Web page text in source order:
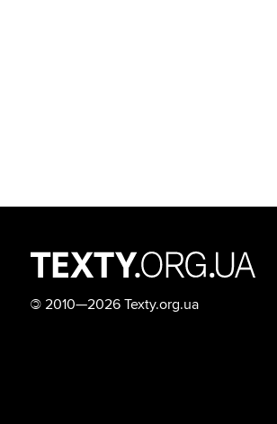
© 2010—2026 Texty.org.ua